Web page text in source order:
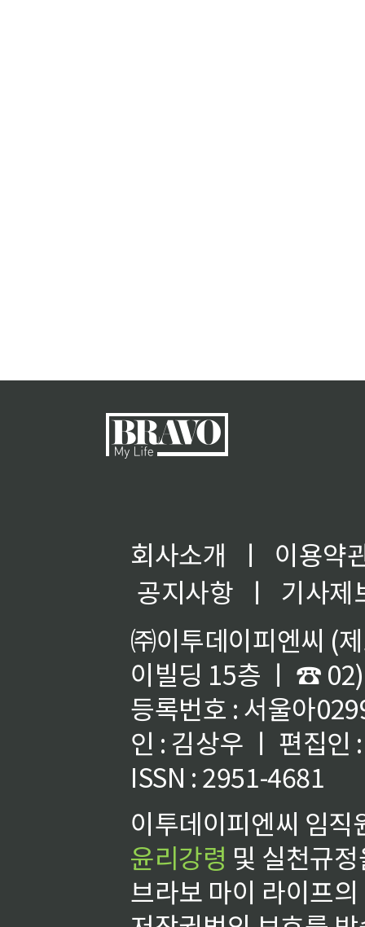
회사소개 ㅣ
이용약
공지사항
ㅣ
기사제
㈜이투데이피엔씨 (
이빌딩 15층 ㅣ ☎
등록번호 : 서울아
인 : 김상우 ㅣ 편집인
ISSN : 2951-4681
이투데이피엔씨 임
윤리강령 및 실천규
브라보 마이 라이프